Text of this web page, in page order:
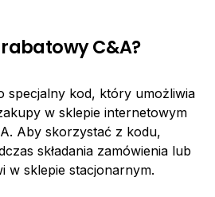
C&A?
specjalny kod, który umożliwia
w sklepie internetowym
Aby skorzystać z kodu,
składania zamówienia lub
w sklepie stacjonarnym.